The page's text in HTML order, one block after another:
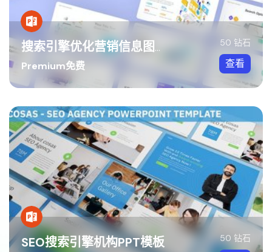
搜索引擎优化营销信息图表PPT模板
Premium免费
50 钻石
查看
SEO搜索引擎机构PPT模板 50 钻石